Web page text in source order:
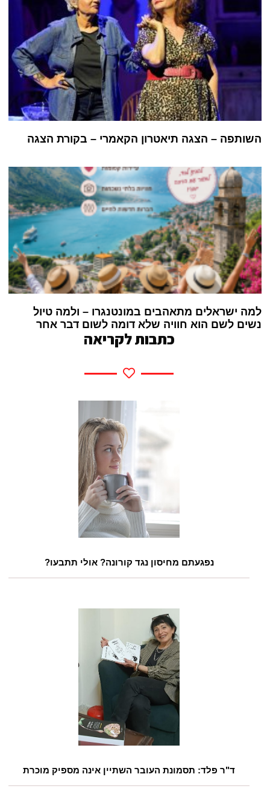
השותפה – הצגה תיאטרון הקאמרי – בקורת הצגה
למה ישראלים מתאהבים במונטנגרו – ולמה טיול
נשים לשם הוא חוויה שלא דומה לשום דבר אחר
כתבות לקריאה
נפגעתם מחיסון נגד קורונה? אולי תתבעו?
ד"ר פלד: תסמונת העובר השתיין אינה מספיק מוכרת